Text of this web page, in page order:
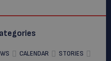
CALENDAR
STORIES